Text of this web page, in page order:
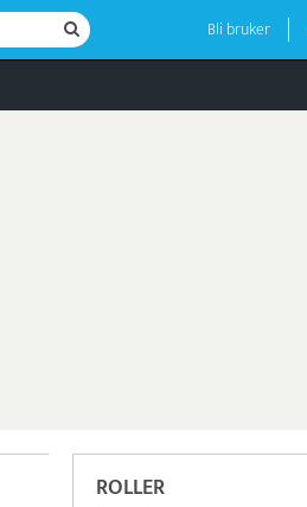
Bli bruker
ROLLER